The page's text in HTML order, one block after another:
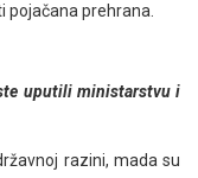
pojačana prehrana.
uputili ministarstvu i
razini, mada su